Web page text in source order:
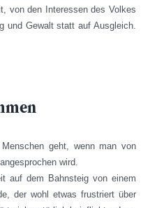
von den Interessen des Volkes
und Gewalt statt auf Ausgleich.
geht, wenn man von
wird.
auf dem Bahnsteig von einem
der wohl etwas frustriert über